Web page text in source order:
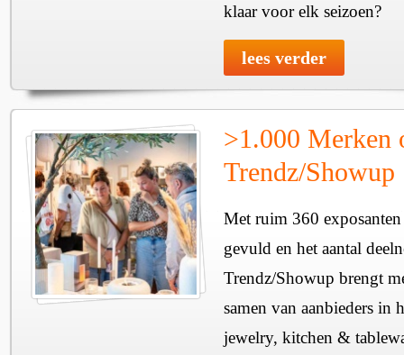
klaar voor elk seizoen?
lees verder
>1.000 Merken
Trendz/Showup
Met ruim 360
gevuld en het aantal
Trendz/Showup brengt
samen van aanbieders in
jewelry, kitchen &